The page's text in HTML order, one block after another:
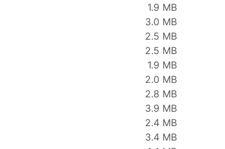
1.9 MB
3.0 MB
2.5 MB
2.5 MB
1.9 MB
2.0 MB
2.8 MB
3.9 MB
2.4 MB
3.4 MB